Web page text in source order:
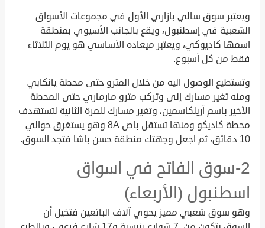
ويعتبر سوق سالي بازاري الأول في مجموعات الأسواق
الشعبية في إسطنبول، ويقع بالجانب الأسيوي بمنطقة
اسمها كاديوكي، ويعتبر ميعاده الأساسي هو يوم الثلاثاء
فقط من كل أسبوع.
وتستطيع الوصول اليه من خلال المترو حتى محطة يانكابي
ومنه تغير مسارك إلى وتركب مترو مارماري حتى المحطة
الأخير باسم أريلكاسمين، وتغير مسارك للمرة الثانية لتستهدف
محطة كاديكو ومنها تستقل باص 8A وهو يستغرق حوالي
10 دقائق، ثم اجعل وجهتك منطقة حسن باشا فتجد السوق.
2-سوق الفاتح في اسواق
اسطنبول (الأربعاء)
وهو سوق شعبي مميز يحوي آلاف البائعين فتخيل أن